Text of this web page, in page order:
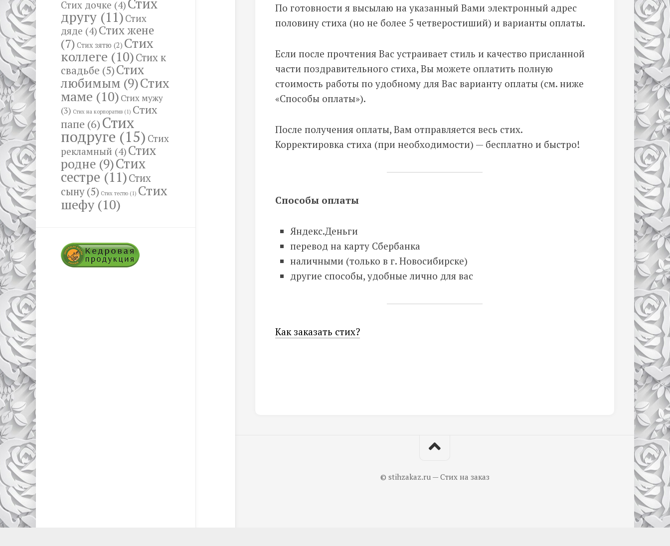
Стих дочке (4)
другу (11) Стих
дяде (4) Стих жене
(7) Стих зятю (2) Стих
коллеге (10)Стих к
свадьбе (5)Стих
любимым (9)Стих
маме (10) Стих мужу
(3) Стих на корпоратив (1) Стих
папе (6) Стих
подруге (15) Стих
рекламный (4) Стих
родне (9)Стих
сестре(11)Стих
сыну(5) Стих тестю (1) Стих
шефу(10)
По готовности я высылаю на указанный Вами электронный адрес
половину стиха (но не более 5 четверостиший) и варианты оплаты.
Если после прочтения Вас устраивает стиль и качество присланной
части поздравительного стиха, Вы можете оплатить полную
стоимость работы по удобному для Вас варианту оплаты (см. ниже
«Способы оплаты»).
После получения оплаты, Вам отправляется весь стих.
Корректировка стиха (при необходимости) — бесплатно и быстро!
Способы оплаты
Яндекс.Деньги
перевод на карту Сбербанка
наличными (только в г. Новосибирске)
другие способы, удобные лично для вас
Как заказать стих?
© stihzakaz.ru — Стих на заказ